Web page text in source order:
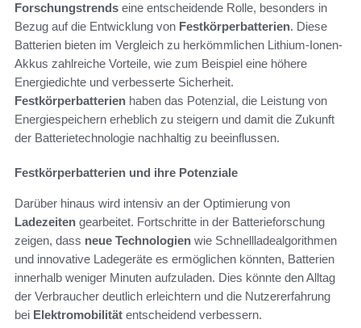
Forschungstrends eine entscheidende Rolle, besonders in
Bezug auf die Entwicklung von Festkörperbatterien. Diese
Batterien bieten im Vergleich zu herkömmlichen Lithium-Ionen-
Akkus zahlreiche Vorteile, wie zum Beispiel eine höhere
Energiedichte und verbesserte Sicherheit.
Festkörperbatterien haben das Potenzial, die Leistung von
Energiespeichern erheblich zu steigern und damit die Zukunft
der Batterietechnologie nachhaltig zu beeinflussen.
Festkörperbatterien und ihre Potenziale
Darüber hinaus wird intensiv an der Optimierung von
Ladezeiten gearbeitet. Fortschritte in der Batterieforschung
zeigen, dass neue Technologien wie Schnellladealgorithmen
und innovative Ladegeräte es ermöglichen könnten, Batterien
innerhalb weniger Minuten aufzuladen. Dies könnte den Alltag
der Verbraucher deutlich erleichtern und die Nutzererfahrung
bei Elektromobilität entscheidend verbessern.